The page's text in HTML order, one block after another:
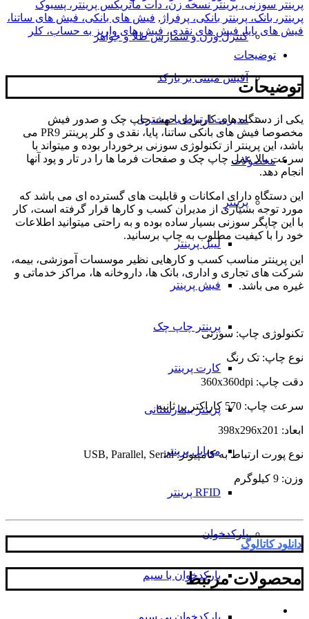
کنترل وزن و شمارش طلا و جواهر
آفیش مبتنی بر بارکد
مدیریت ارتباط با مشتری
محصولات
پرینتر
لیبل پرینتر
فیش پرینتر
پرینتر چاپ چک
کارت پرینتر
پرینتر بیمارستانی
موبایل پرینتر
RFID پرینتر
بارکدخوان
بارکدخوان با سیم
بارکدخوان بی سیم
پرینتر سوزنی، پرینتر نسخه زن، دات ماتریکس پرینتر، پسبوک
پرینتر، بانک، پربنتر بانکی، پرفراژ , فیش های بانکی، فیش های ساتنا،
فیش های پایا، فیش های نقدی، فیش های واریز به حساب، کلر
توضیحات
توضیحات
یکی از دستگاه های کاربردی جهت چاپ چک و صدور فیش
مخصوصا فیش های بانکی ساتنا، پایا، نقدی و کلر پرینتر PR9 می
باشد، این پرینتر از تکنولوژی سوزنی برخوردار بوده و میتواند با
سرعت بالا عمل چاپ چک و صفحات فرما ها را در تار و پود آنها
انجام دهد.
این دستگاه دارای امکانات و قابلیت های گسترده ای می باشد که
مورد توجه بسیاری از مدیران کسب و کارها قرار گرفته است، کار
با این چاپگر سوزنی بسیار ساده بوده و به راحتی میتوانید اطلاعات
خود را با کیفیت مطلوب به چاپ برسانید.
این پرینتر مناسب کسب و کارهایی نظیر موسسات آموزشی، بیمه،
شرکت های تجاری و اداری، بانک ها، داروخانه ها، مراکز خدماتی و
غیره می باشد.
تکنولوژی چاپ: سوزنی
نوع چاپ: تک رنگ
دقت چاپ: 360x360dpi
سرعت چاپ: 570 کاراکتر بر ثانیه
ابعاد: 398x296x201
نوع پورت ارتباط به کامپیوتر: USB, Parallel, Serial
وزن: 9 کیلوگرم
دانلود کاتالوگ
محصولات مرتبط